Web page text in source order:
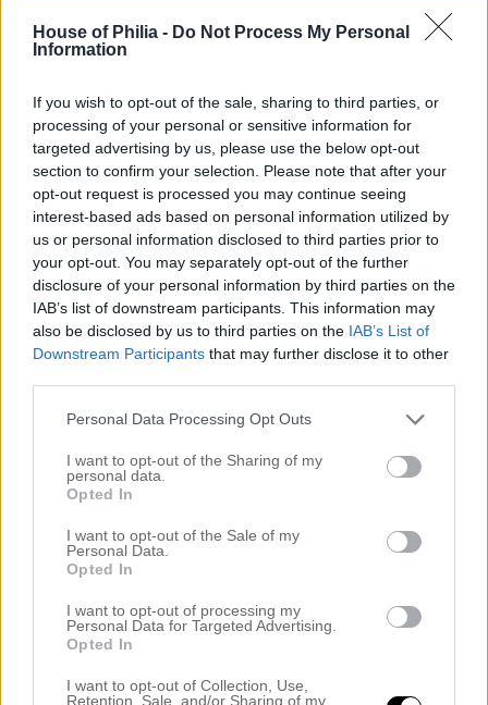
House of Philia - Do Not Process My Personal
Information
If you wish to opt-out of the sale, sharing to third parties, or
processing of your personal or sensitive information for
targeted advertising by us, please use the below opt-out
section to confirm your selection. Please note that after your
opt-out request is processed you may continue seeing
interest-based ads based on personal information utilized by
us or personal information disclosed to third parties prior to
your opt-out. You may separately opt-out of the further
disclosure of your personal information by third parties on the
IAB’s list of downstream participants. This information may
also be disclosed by us to third parties on the IAB’s List of
Downstream Participants that may further disclose it to other
Personal Data Processing Opt Outs
I want to opt-out of the Sharing of my
personal data.
Opted In
I want to opt-out of the Sale of my
Personal Data.
Opted In
I want to opt-out of processing my
Personal Data for Targeted Advertising.
Opted In
I want to opt-out of Collection, Use,
Retention, Sale, and/or Sharing of my
.. På armen idag: min senaste plastklocka från
Triwa:) Denna modell är en av sommarens
nyheter och heter Silk Chrono. Riktigt fräscht
med vitt på sommaren! (Finns att klicka hem
hos Creative Lounge) Bon Soir! Busy as a bee
idag! Men nu har jag glidit ner bland
kuddarna i sköna tvsoffan med min lilla lap:)
För en kort[…]
Read More…
EN MORS DAG
.. Mmmm, liljekonvaljerna från trädgården
som står på matsalbordet doftar ju så gott!
söndag!? Här ligger jag just nu i soffan med
popcornskålen brevid och sippar på ett glas
gott vitt:) Myskläderna är på och det är en